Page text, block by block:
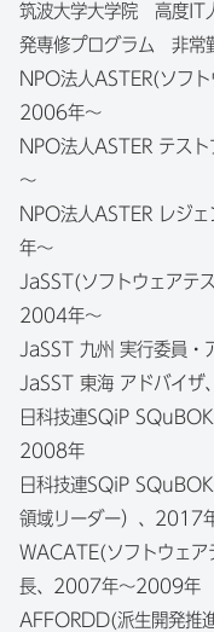
筑波大学大学院 高度IT
発専修プログラム 非
NPO法人ASTER(ソフ
2006年～
NPO法人ASTER テス
～
NPO法人ASTER レジ
年～
JaSST(ソフトウェアテ
2004年～
JaSST 九州 実行委員・
JaSST 東海 アドバイ
日科技連SQiP
2008年
日科技連SQiP
領域リーダー）、2017
WACATE(ソフトウェア
長、2007年～2009年
AFFORDD(派生開発